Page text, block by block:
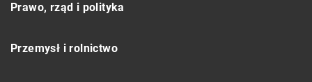
Prawo, rząd i polityka
Przemysł i rolnictwo